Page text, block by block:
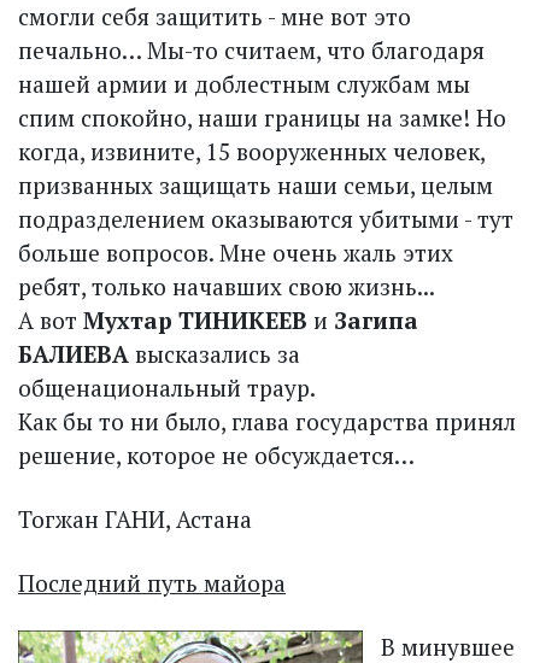
смогли себя защитить - мне вот это
печально… Мы-то считаем, что благодаря
нашей армии и доблестным службам мы
спим спокойно, наши границы на замке! Но
когда, извините, 15 вооруженных человек,
призванных защищать наши семьи, целым
подразделением оказываются убитыми - тут
больше вопросов. Мне очень жаль этих
ребят, только начавших свою жизнь...
А вот Мухтар ТИНИКЕЕВ и Загипа
БАЛИЕВА высказались за
общенациональный траур.
Как бы то ни было, глава государства принял
решение, которое не обсуждается…
Тогжан ГАНИ, Астана
Последний путь майора
В минувшее